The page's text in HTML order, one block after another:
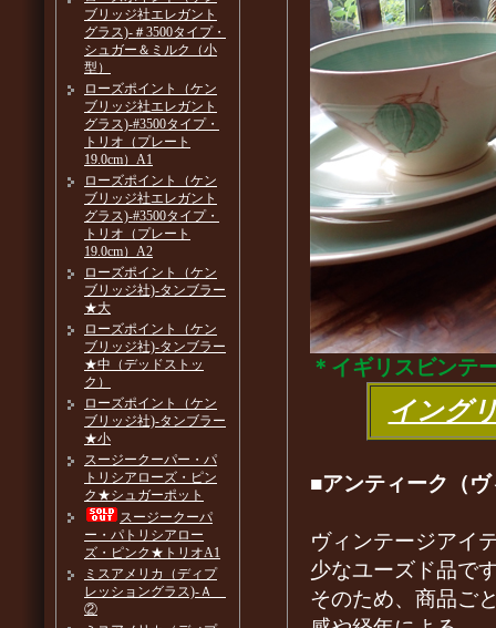
＊イギリスビンテ
イング
■アンティーク（
ヴィンテージアイ
少なユーズド品で
そのため、商品ご
ブリッジ社エレガント
グラス)-＃3500タイプ・
シュガー＆ミルク（小
型）
ローズポイント（ケン
ブリッジ社エレガント
グラス)-#3500タイプ・
トリオ（プレート
19.0cm）A1
ローズポイント（ケン
ブリッジ社エレガント
グラス)-#3500タイプ・
トリオ（プレート
19.0cm）A2
ローズポイント（ケン
ブリッジ社)-タンブラー
★大
ローズポイント（ケン
ブリッジ社)-タンブラー
★中（デッドストッ
ク）
ローズポイント（ケン
ブリッジ社)-タンブラー
★小
スージークーパー・パ
トリシアローズ・ピン
ク★シュガーポット
スージークーパ
ー・パトリシアロー
ズ・ピンク★トリオA1
ミスアメリカ（ディプ
レッショングラス)-Ａ
②